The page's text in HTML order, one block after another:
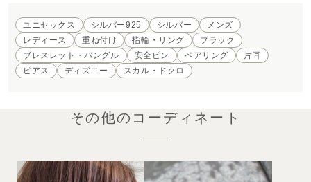
ユニセックス シルバー925 シルバー
メンズ
レディース
重ね付け 指輪・リング
ブラック
ブレスレット・バングル
安全ピン ペアリング
片耳
ピアス
ディズニー スカル・ドクロ
その他のコーディネート